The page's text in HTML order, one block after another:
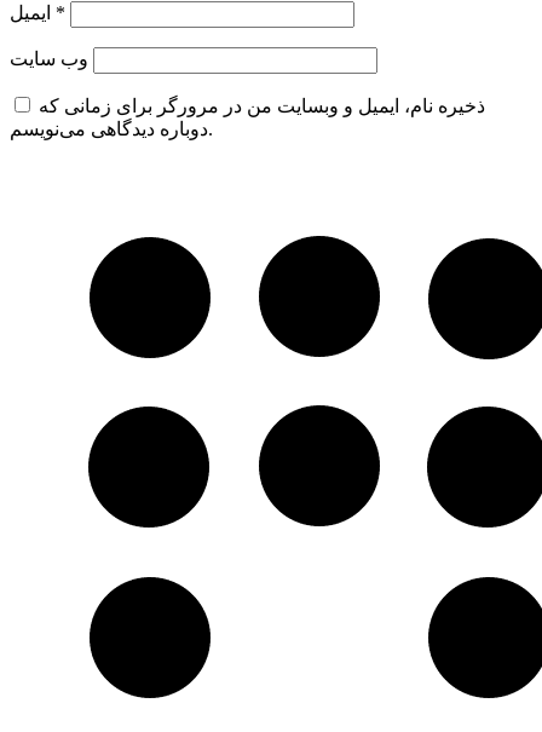
*
وب‌ سایت
ذخیره نام، ایمیل و وبسایت من در مرورگر برای زمانی که
دوباره دیدگاهی می‌نویسم.